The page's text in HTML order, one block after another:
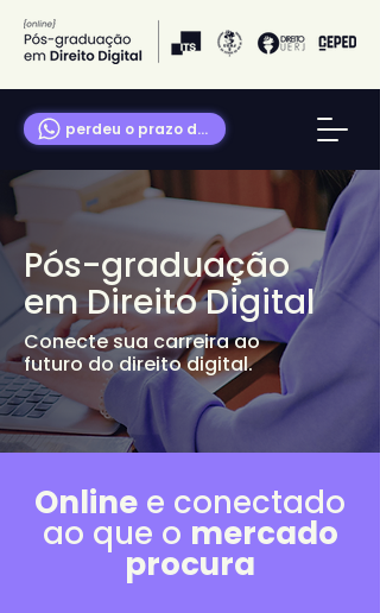
perdeu o prazo de inscrição? fale conosco!
Pós-graduação
em Direito Digital
Conecte sua carreira ao
futuro do direito digital.
Online e conectado
ao que o mercado
procura